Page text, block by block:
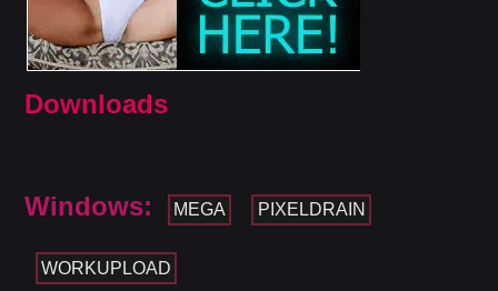
Downloads
Windows: MEGA PIXELDRAIN
WORKUPLOAD